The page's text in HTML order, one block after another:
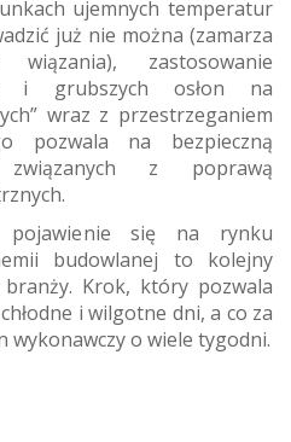
ujemnych temperatur
już nie można (zamarza
zastosowanie
i grubszych osłon na
wraz z przestrzeganiem
pozwala na bezpieczną
z poprawą
pojawienie się na rynku
budowlanej to kolejny
Krok, który pozwala
i wilgotne dni, a co za
wykonawczy o wiele tygodni.